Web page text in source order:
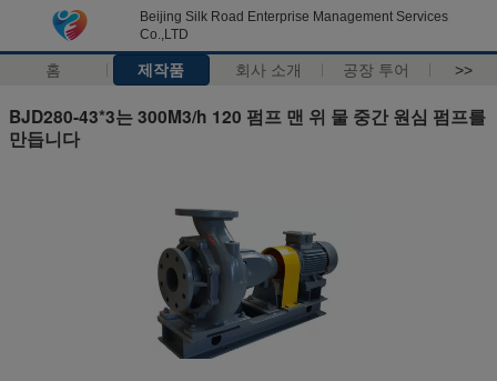
Beijing Silk Road Enterprise Management Services
Co.,LTD
홈 제작품 회사 소개 공장 투어 >>
BJD280-43*3는 300M3/h 120 펌프 맨 위 물 중간 원심 펌프를
만듭니다